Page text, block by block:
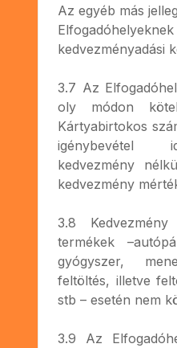
Az egyéb más
kedvezményadási
3.7 Az
oly módon
Kártyabirtokos
igénybevétel
kedvezmény
kedvezmény
3.8
termékek
gyógyszer,
feltöltés, illetve
stb – esetén nem
3.9 Az